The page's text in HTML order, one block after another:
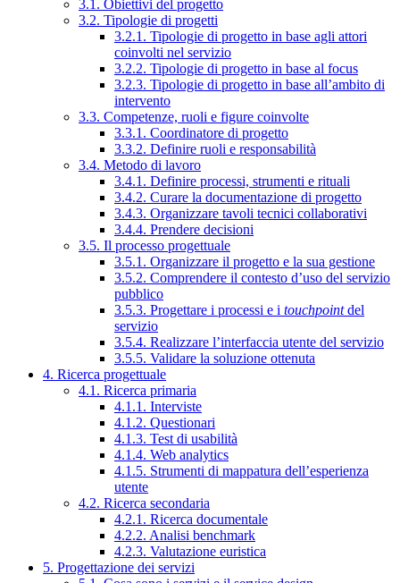
3.1. Obiettivi del progetto
3.2. Tipologie di progetti
3.2.1. Tipologie di progetto in base agli attori
coinvolti nel servizio
3.2.2. Tipologie di progetto in base al focus
3.2.3. Tipologie di progetto in base all’ambito di
intervento
3.3. Competenze, ruoli e figure coinvolte
3.3.1. Coordinatore di progetto
3.3.2. Definire ruoli e responsabilità
3.4. Metodo di lavoro
3.4.1. Definire processi, strumenti e rituali
3.4.2. Curare la documentazione di progetto
3.4.3. Organizzare tavoli tecnici collaborativi
3.4.4. Prendere decisioni
3.5. Il processo progettuale
3.5.1. Organizzare il progetto e la sua gestione
3.5.2. Comprendere il contesto d’uso del servizio
pubblico
3.5.3. Progettare i processi e i touchpointdel
servizio
3.5.4. Realizzare l’interfaccia utente del servizio
3.5.5. Validare la soluzione ottenuta
4. Ricerca progettuale
4.1. Ricerca primaria
4.1.1. Interviste
4.1.2. Questionari
4.1.3. Test di usabilità
4.1.4. Web analytics
4.1.5. Strumenti di mappatura dell’esperienza
utente
4.2. Ricerca secondaria
4.2.1. Ricerca documentale
4.2.2. Analisi benchmark
4.2.3. Valutazione euristica
5. Progettazione dei servizi